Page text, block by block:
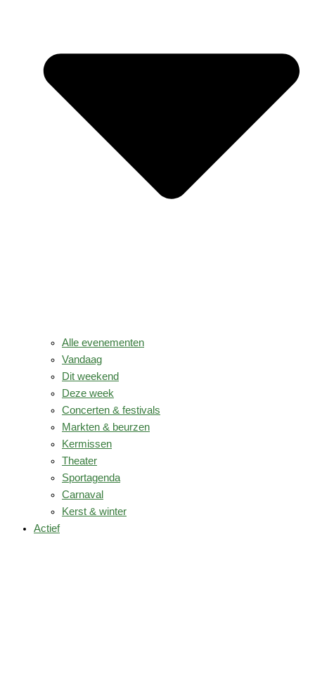
Alle evenementen
Vandaag
Dit weekend
Deze week
Concerten & festivals
Markten & beurzen
Kermissen
Theater
Sportagenda
Carnaval
Kerst & winter
Actief